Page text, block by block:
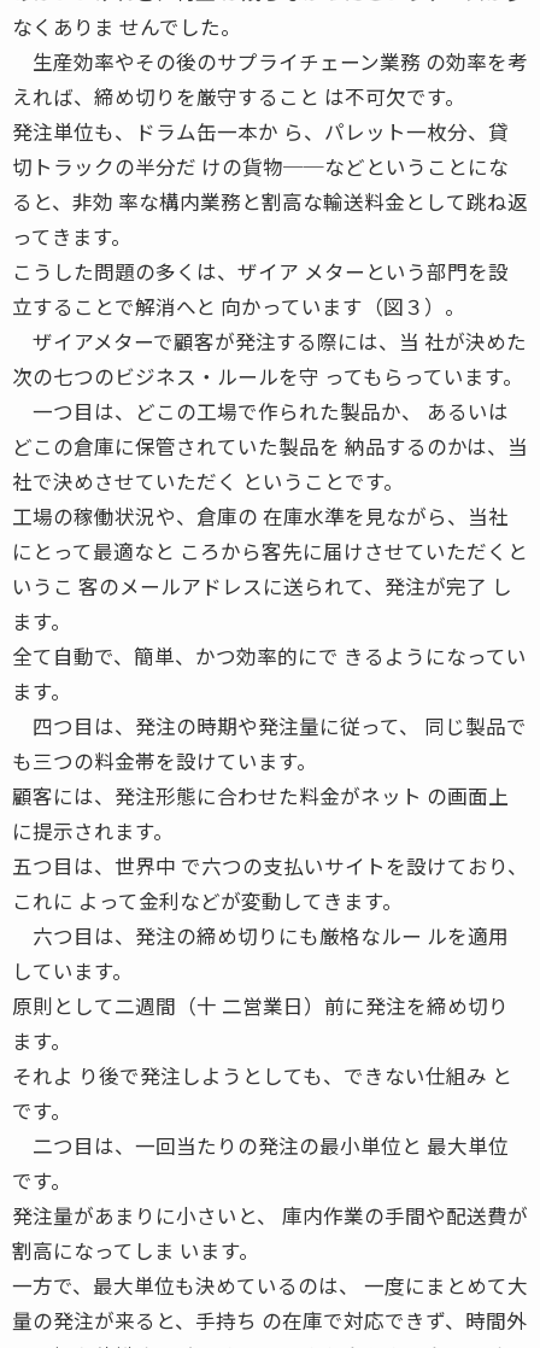
なくありま せんでした。
生産効率やその後のサプライチェーン業務 の効率を考
えれば、締め切りを厳守すること は不可欠です。
発注単位も、ドラム缶一本か ら、パレット一枚分、貸
切トラックの半分だ けの貨物──などということにな
ると、非効 率な構内業務と割高な輸送料金として跳ね返
ってきます。
こうした問題の多くは、ザイア メターという部門を設
立することで解消へと 向かっています（図３）。
ザイアメターで顧客が発注する際には、当 社が決めた
次の七つのビジネス・ルールを守 ってもらっています。
一つ目は、どこの工場で作られた製品か、 あるいは
どこの倉庫に保管されていた製品を 納品するのかは、当
社で決めさせていただく ということです。
工場の稼働状況や、倉庫の 在庫水準を見ながら、当社
にとって最適なと ころから客先に届けさせていただくと
いうこ 客のメールアドレスに送られて、発注が完了 し
ます。
全て自動で、簡単、かつ効率的にで きるようになってい
ます。
四つ目は、発注の時期や発注量に従って、 同じ製品で
も三つの料金帯を設けています。
顧客には、発注形態に合わせた料金がネット の画面上
に提示されます。
五つ目は、世界中 で六つの支払いサイトを設けており、
これに よって金利などが変動してきます。
六つ目は、発注の締め切りにも厳格なルー ルを適用
しています。
原則として二週間（十 二営業日）前に発注を締め切り
ます。
それよ り後で発注しようとしても、できない仕組み と
です。
二つ目は、一回当たりの発注の最小単位と 最大単位
です。
発注量があまりに小さいと、 庫内作業の手間や配送費が
割高になってしま います。
一方で、最大単位も決めているのは、 一度にまとめて大
量の発注が来ると、手持ち の在庫で対応できず、時間外